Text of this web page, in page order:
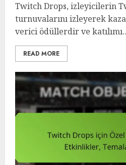
Twitch Drops, izleyicilerin
turnuvalarını izleyerek
verici ödüllerdir ve
READ MORE